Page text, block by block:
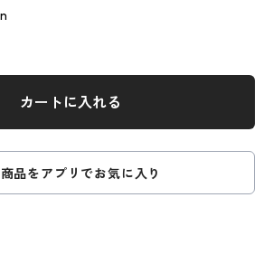
カートに入れる
商品をアプリでお気に入り